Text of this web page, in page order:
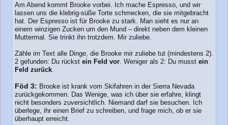
Am Abend kommt Brooke vorbei. Ich mache Espresso, und wir
lassen uns die klebrig-süße Torte schmecken, die sie mitgebracht
hat. Der Espresso ist für Brooke zu stark. Man sieht es nur an
einem winzigen Zucken um den Mund – direkt neben dem kleinen
Muttermal. Sie trinkt ihn trotzdem. Mir zuliebe.
Zähle im Text alle Dinge, die Brooke mir zuliebe tut (mindestens 2).
2 gefunden: Du rückst ein Feld vor . Weniger als 2: Du musst ein
Feld zurück
Föd 3: Brooke ist krank vom Skifahren in der Sierra Nevada
zurückgekommen. Das Wenige, was ich über sie erfahre, klingt
nicht besonders zuversichtlich. Niemand darf sie besuchen. Ich
überlege, ihr einen Brief zu schreiben, und frage mich, ob er sie
überhaupt erreicht.